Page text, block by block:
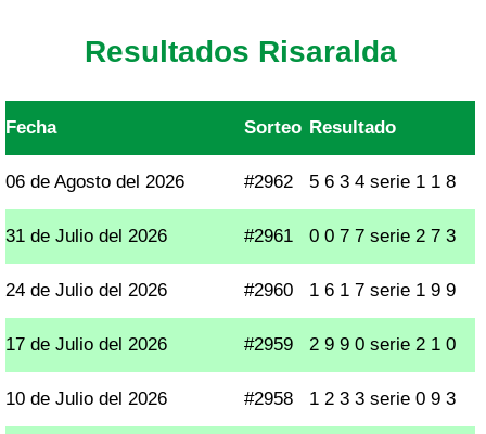
Resultados Risaralda
Fecha Sorteo Resultado
06 de Agosto del 2026 #2962 5 6 3 4 serie 1 1 8
31 de Julio del 2026 #2961 0 0 7 7 serie 2 7 3
24 de Julio del 2026 #2960 1 6 1 7 serie 1 9 9
17 de Julio del 2026 #2959 2 9 9 0 serie 2 1 0
10 de Julio del 2026 #2958 1 2 3 3 serie 0 9 3